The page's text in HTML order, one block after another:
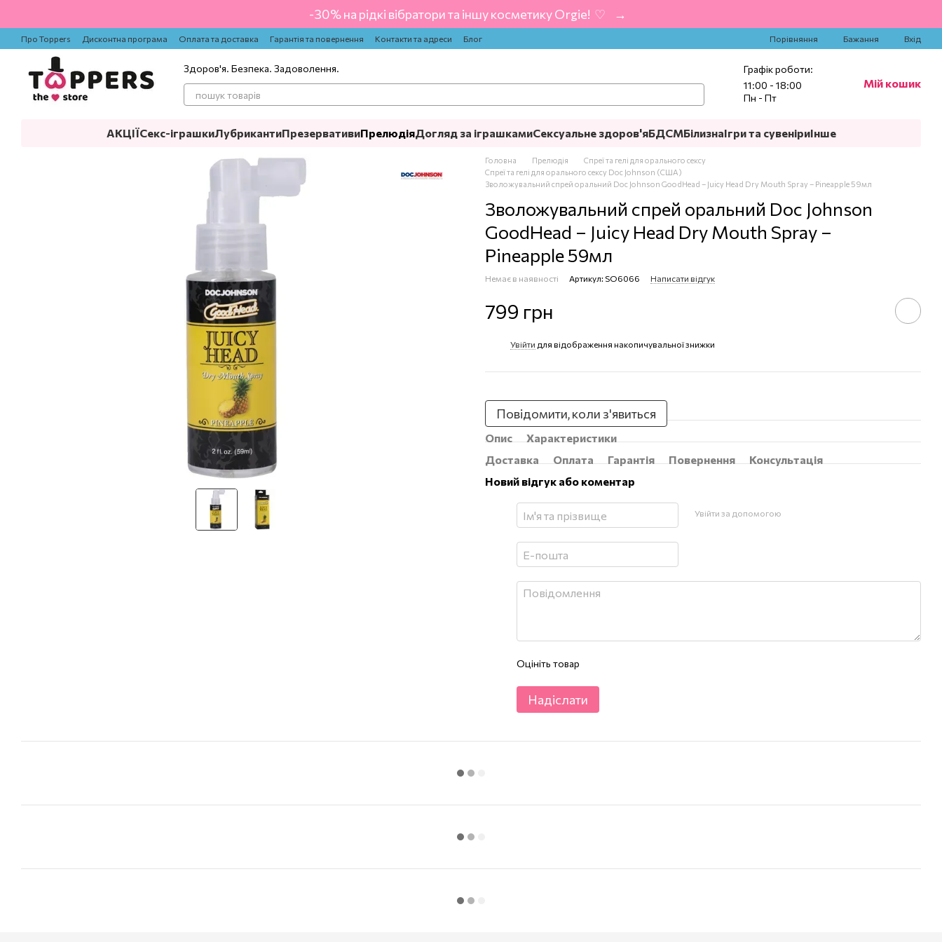
-30% на рідкі вібратори та іншу косметику Orgie! ‍ ♡ ‍ → ‍
Про Toppers Дисконтна програма Оплата та доставка Гарантія та повернення Контакти та адреси Блог Порівняння Бажання Вхід
Здоров'я. Безпека. Задоволення.
Графік роботи:
11:00 - 18:00
Пн - Пт
Мій кошик
АКЦІЇСекс-іграшкиЛубрикантиПрезервативиПрелюдіяДогляд за іграшкамиСексуальне здоров'яБДСМБілизнаІгри та сувеніриІнше
Головна Прелюдія
Спреї та гелі для орального сексу
Спреї та гелі для орального сексу Doc Johnson (США)
Зволожувальний спрей оральний Doc Johnson GoodHead – Juicy Head Dry Mouth Spray – Pineapple 59мл
Зволожувальний спрей оральний Doc Johnson
GoodHead – Juicy Head Dry Mouth Spray –
Pineapple 59мл
Немає в наявності Артикул: SO6066 Написати відгук
799 грн
Увійти для відображення накопичувальної знижки
Повідомити, коли з'явиться
Опис
Характеристики
Доставка
Оплата Гарантія Повернення
Консультація
Новий відгук або коментар
Увійти за допомогою
Оцініть товар
Надіслати